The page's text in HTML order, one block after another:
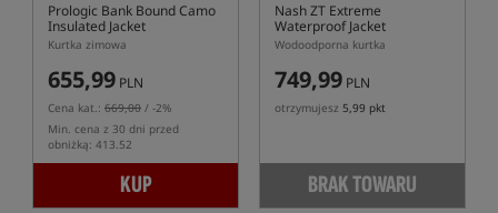
Prologic Bank Bound Camo
Insulated Jacket
Kurtka zimowa
655,99 PLN
Cena kat.: 669,00 / -2%
Min. cena z 30 dni przed
obniżką: 413.52
KUP
Nash ZT Extreme
Waterproof Jacket
Wodoodporna kurtka
749,99 PLN
otrzymujesz 5,99 pkt
BRAK TOWARU